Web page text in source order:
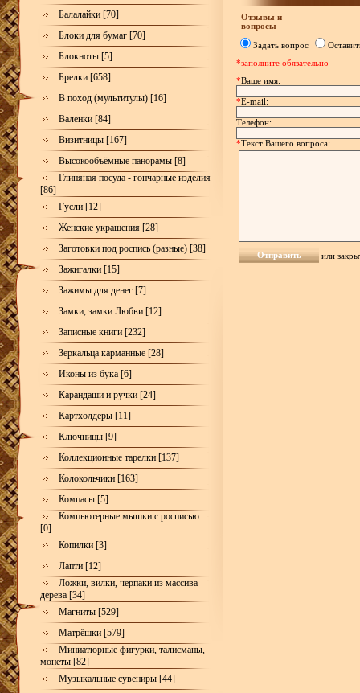
Балалайки [70]
Блоки для бумаг [70]
Блокноты [5]
Брелки [658]
В поход (мультитулы) [16]
Валенки [84]
Визитницы [167]
Высокообъёмные панорамы [8]
Глиняная посуда - гончарные изделия
[86]
Гусли [12]
Женские украшения [28]
Заготовки под роспись (разные) [38]
Зажигалки [15]
Зажимы для денег [7]
Замки, замки Любви [12]
Записные книги [232]
Зеркальца карманные [28]
Иконы из бука [6]
Карандаши и ручки [24]
Картхолдеры [11]
Ключницы [9]
Коллекционные тарелки [137]
Колокольчики [163]
Компасы [5]
Компьютерные мышки с росписью
[0]
Копилки [3]
Лапти [12]
Ложки, вилки, черпаки из массива
дерева [34]
Магниты [529]
Матрёшки [579]
Миниатюрные фигурки, талисманы,
монеты [82]
Музыкальные сувениры [44]
Отзывы и
вопросы
Задать вопрос
*заполните обязательно
*Ваше имя:
*E-mail:
Телефон:
*Текст Вашего вопроса:
или